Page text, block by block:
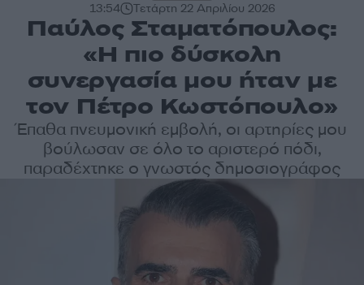
13:54 Τετάρτη 22 Απριλίου 2026
Παύλος Σταματόπουλος:
«Η πιο δύσκολη
συνεργασία μου ήταν με
τον Πέτρο Κωστόπουλο»
Έπαθα πνευμονική εμβολή, οι αρτηρίες μου
βούλωσαν σε όλο το αριστερό πόδι,
παραδέχτηκε ο γνωστός δημοσιογράφος